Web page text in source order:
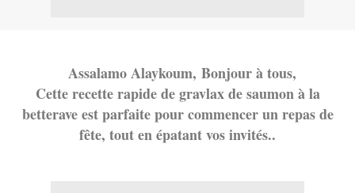
Assalamo Alaykoum, Bonjour à tous,
Cette recette rapide de gravlax de saumon à la
betterave est parfaite pour commencer un repas de
fête, tout en épatant vos invités..